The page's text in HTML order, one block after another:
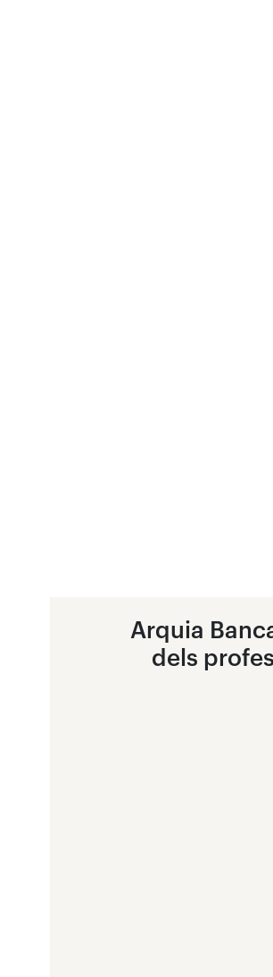
Arquia
dels